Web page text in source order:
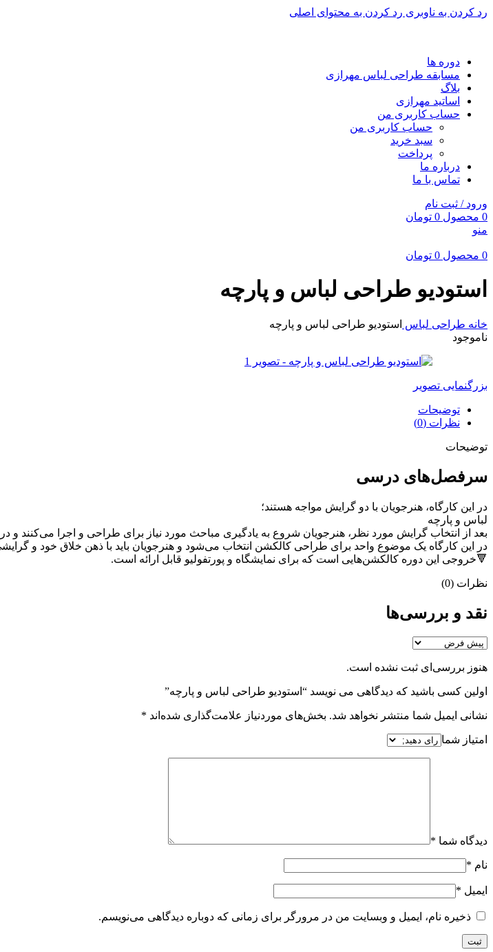
رد کردن به ناوبری رد کردن به محتوای اصلی
دوره ها
مسابقه طراحی لباس مهرازی
بلاگ
اساتید مهرازی
حساب کاربری من
حساب کاربری من
سبد خرید
پرداخت
درباره ما
تماس با ما
ورود / ثبت نام
0 محصول 0 تومان
منو
0 محصول 0 تومان
استودیو طراحی لباس و پارچه
خانه طراحی لباس استودیو طراحی لباس و پارچه
ناموجود
بزرگنمایی تصویر
توضیحات
نظرات (0)
توضیحات
سرفصل‌های درسی
در این کارگاه، هنرجویان با دو گرایش مواجه هستند؛
لباس و پارچه
بعد از انتخاب گرایش مورد نظر، هنرجویان شروع به یادگیری مباحث مورد نیاز برای طراحی و اجرا می‌کنند و
در این کارگاه یک موضوع واحد برای طراحی کالکشن انتخاب می‌شود و هنرجویان باید با ذهن خلاق خود و
🔻خروجی این دوره کالکشن‌هایی است که برای نمایشگاه و پورتفولیو قابل ارائه است.
نظرات (0)
نقد و بررسی‌ها
هنوز بررسی‌ای ثبت نشده است.
اولین کسی باشید که دیدگاهی می نویسد “استودیو طراحی لباس و پارچه”
نشانی ایمیل شما منتشر نخواهد شد. بخش‌های موردنیاز علامت‌گذاری شده‌اند *
امتیاز شما
دیدگاه شما *
نام *
ایمیل *
ذخیره نام، ایمیل و وبسایت من در مرورگر برای زمانی که دوباره دیدگاهی می‌نویسم.